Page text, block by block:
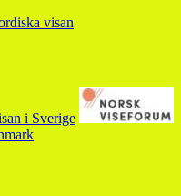
visan